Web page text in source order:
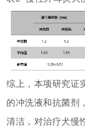
综上，本项研究证
的冲洗液和抗菌剂
清洁，对治疗犬慢